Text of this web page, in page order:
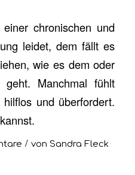
chronischen und
leidet, dem fällt es
wie es dem oder
Manchmal fühlt
und überfordert.
/ von Sandra Fleck